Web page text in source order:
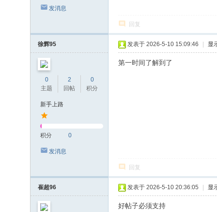
发消息
回复
徐辉95
0
主题
2
回帖
0
积分
新手上路
积分 0
发消息
发表于 2026-5-10 15:09:46 显
第一时间了解到了
回复
崔超96 发表于 2026-5-10 20:36:05 显
好帖子必须支持